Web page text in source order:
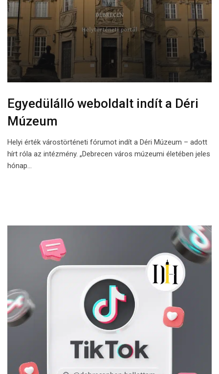
Egyedülálló weboldalt indít a Déri
Múzeum
Helyi érték várostörténeti fórumot indít a Déri Múzeum – adott
hírt róla az intézmény. „Debrecen város múzeumi életében jeles
hónap…